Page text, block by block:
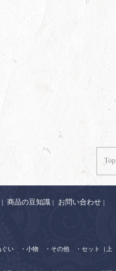
Top
| 商品の豆知識 | お問い合わせ |
ぐい ・小物 ・その他
・セット（上